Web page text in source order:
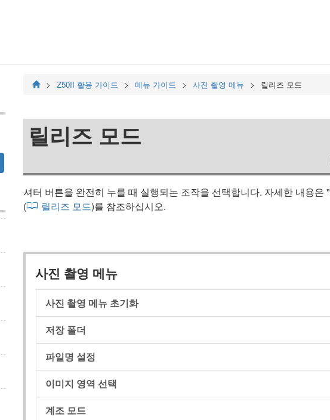
Z50II 활용 가이드 메뉴 가이드 사진 촬영 메뉴 릴리즈 모드
릴리즈 모드
셔터 버튼을 완전히 누를 때 실행되는 조작을 선택합니다. 자세한 내용은 "
(
릴리즈 모드)를 참조하십시오.
사진 촬영 메뉴
사진 촬영 메뉴 초기화
저장 폴더
파일명 설정
이미지 영역 선택
계조 모드